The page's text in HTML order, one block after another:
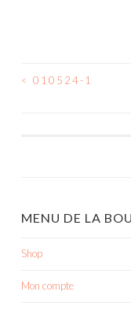
< 010524-1
MENU DE LA
Shop
Mon compte